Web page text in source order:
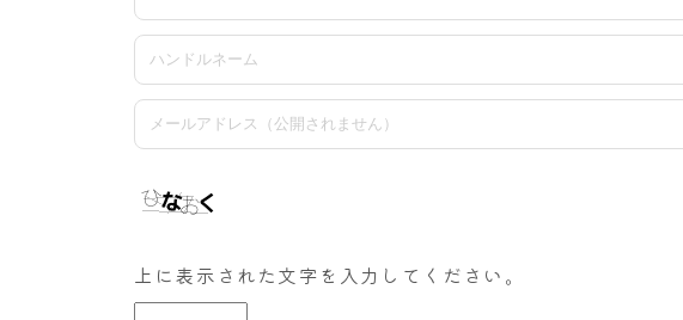
上に表示された文字を入力してください。